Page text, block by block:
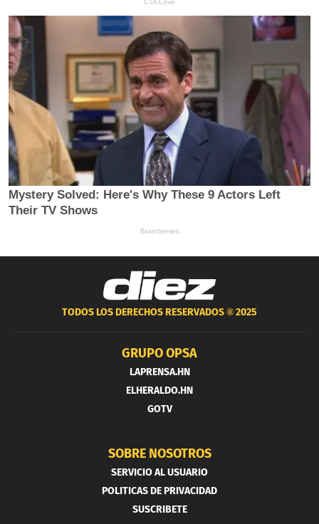
TODOS LOS DERECHOS RESERVADOS ®2025
GRUPO OPSA
LAPRENSA.HN
ELHERALDO.HN
GOTV
SOBRE NOSOTROS
SERVICIO AL USUARIO
POLITICAS DE PRIVACIDAD
SUSCRIBETE